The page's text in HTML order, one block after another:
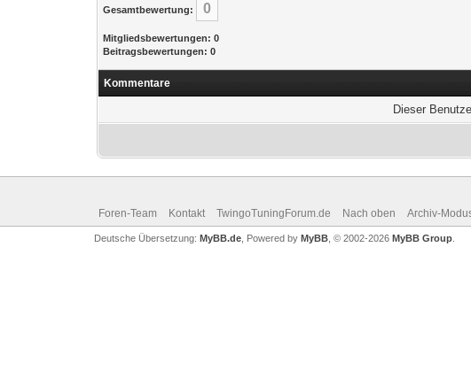
Gesamtbewertung: 0
Mitgliedsbewertungen: 0
Beitragsbewertungen: 0
Kommentare
Dieser
Foren-Team Kontakt TwingoTuningForum.de Nach oben Archiv-
Deutsche Übersetzung: MyBB.de, Powered by MyBB, © 2002-2026 MyBB Group.